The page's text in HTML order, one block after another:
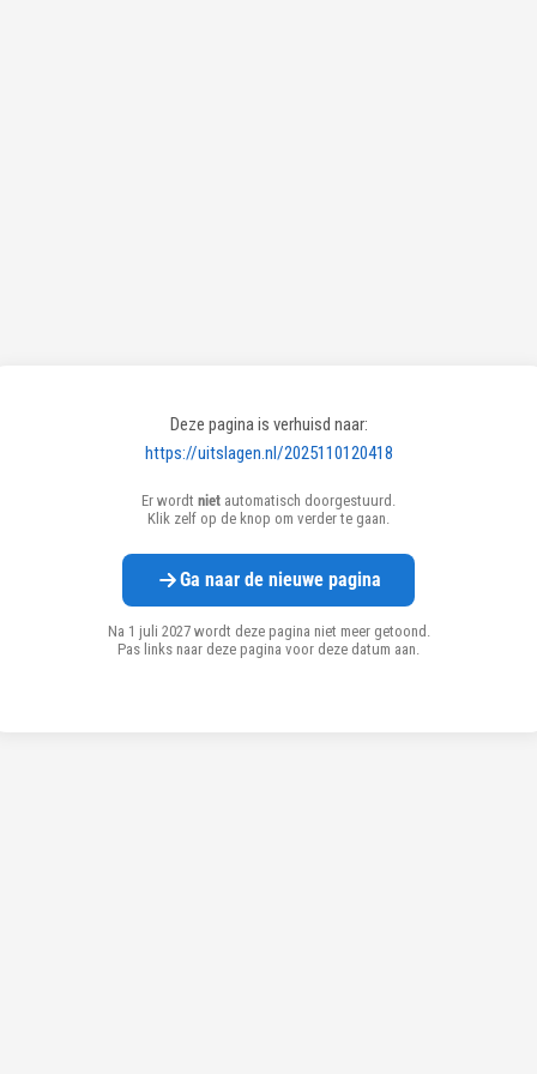
Deze pagina is verhuisd naar:
https://uitslagen.nl/2025110120418
Er wordt niet automatisch doorgestuurd.
Klik zelf op de knop om verder te gaan.
Ga naar de nieuwe pagina
Na 1 juli 2027 wordt deze pagina niet meer getoond.
Pas links naar deze pagina voor deze datum aan.